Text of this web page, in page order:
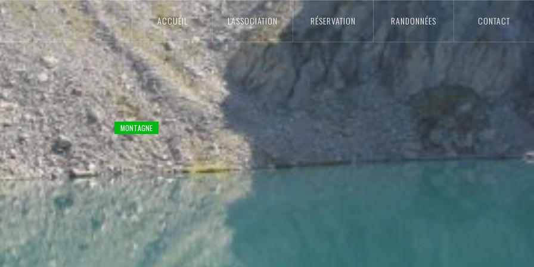
ACCUEIL L'ASSOCIATION RÉSERVATION RANDONNÉES CONTACT
MONTAGNE